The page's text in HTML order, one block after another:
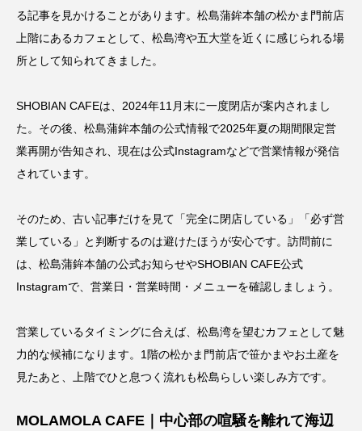
る記事を見かけることがあります。松島蒲鉾本舗の松かま門前店
上階にあるカフェとして、松島湾や五大堂を近くに感じられる場
所として知られてきました。
SHOBIAN CAFEは、2024年11月末に一度閉店が案内されまし
た。その後、松島蒲鉾本舗の公式情報で2025年夏の期間限定営
業再開が告知され、現在は公式Instagramなどで営業情報が発信
されています。
そのため、古い記事だけを見て「完全に閉店している」「必ず営
業している」と判断するのは避けたほうが安心です。訪問前に
は、 松島蒲鉾本舗の公式お知らせやSHOBIAN CAFE公式
Instagramで、営業日・営業時間・メニューを確認しましょう。
営業しているタイミングに合えば、松島湾を望むカフェとして魅
力的な候補になります。1階の松かま門前店で笹かまやお土産を
見たあと、上階でひと息つく流れも松島らしい楽しみ方です。
MOLAMOLA CAFE｜中心部の喧騒を離れて海辺